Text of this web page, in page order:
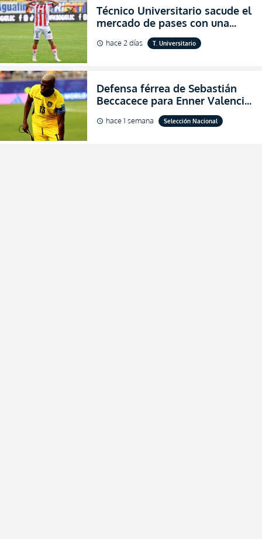
Técnico Universitario sacude el
mercado de pases con una
verdadera revolución para
asegurar la permanencia
schedule hace 2 días T. Universitario
Defensa férrea de Sebastián
Beccacece para Enner Valencia
al indicar que era el hombre
indicado para Ecuador
schedule hace 1 semana Selección Nacional